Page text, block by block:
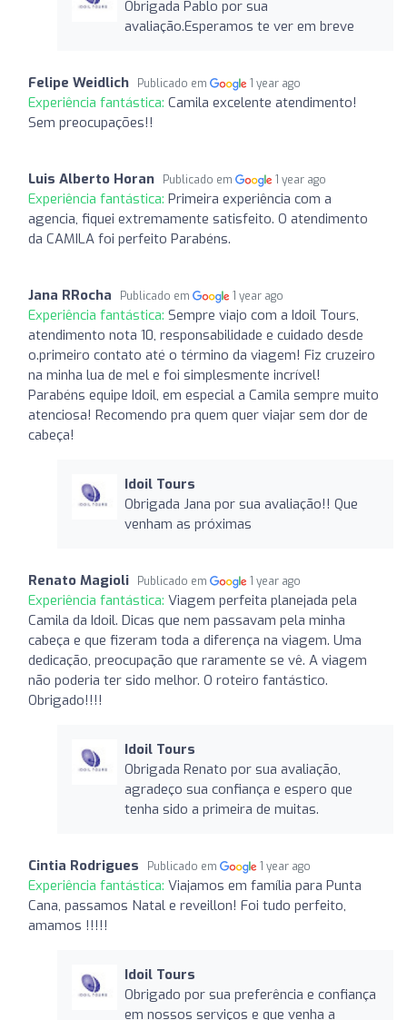
Obrigada Pablo por sua
avaliação.Esperamos te ver em breve
Felipe Weidlich Publicado em 1 year ago
Experiência fantástica: Camila excelente atendimento!
Sem preocupações!!
Luis Alberto Horan Publicado em 1 year ago
Experiência fantástica: Primeira experiência com a
agencia, fiquei extremamente satisfeito. O atendimento
da CAMILA foi perfeito Parabéns.
Jana RRocha Publicado em 1 year ago
Experiência fantástica: Sempre viajo com a Idoil Tours,
atendimento nota 10, responsabilidade e cuidado desde
o.primeiro contato até o término da viagem! Fiz cruzeiro
na minha lua de mel e foi simplesmente incrível!
Parabéns equipe Idoil, em especial a Camila sempre muito
atenciosa! Recomendo pra quem quer viajar sem dor de
cabeça!
Idoil Tours
Obrigada Jana por sua avaliação!! Que
venham as próximas
Renato Magioli Publicado em 1 year ago
Experiência fantástica: Viagem perfeita planejada pela
Camila da Idoil. Dicas que nem passavam pela minha
cabeça e que fizeram toda a diferença na viagem. Uma
dedicação, preocupação que raramente se vê. A viagem
não poderia ter sido melhor. O roteiro fantástico.
Obrigado!!!!
Idoil Tours
Obrigada Renato por sua avaliação,
agradeço sua confiança e espero que
tenha sido a primeira de muitas.
Cintia Rodrigues Publicado em 1 year ago
Experiência fantástica: Viajamos em família para Punta
Cana, passamos Natal e reveillon! Foi tudo perfeito,
amamos !!!!!
Idoil Tours
Obrigado por sua preferência e confiança
em nossos serviços e que venha a